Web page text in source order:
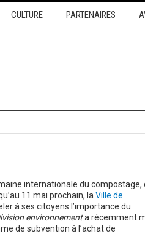
CULTURE PARTENAIRES
internationale du compostage,
11 mai prochain, la Ville de
à ses citoyens l’importance du
environnementa récemment
de subvention à l’achat de